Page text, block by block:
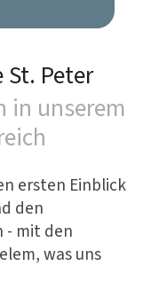
Peter
in unserem
ersten Einblick
den
- mit den
was uns